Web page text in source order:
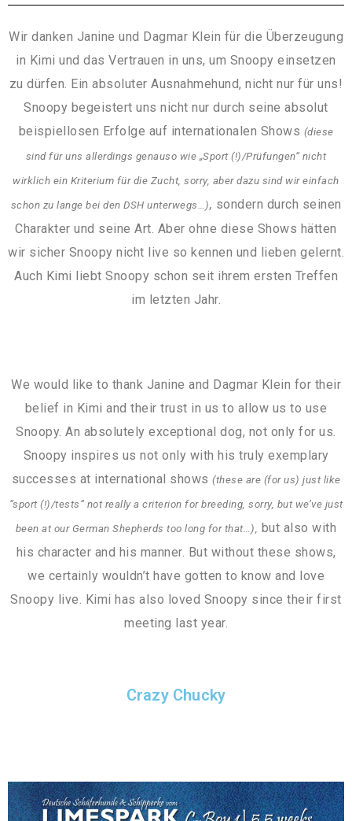
Wir danken Janine und Dagmar Klein für die Überzeugung
in Kimi und das Vertrauen in uns, um Snoopy einsetzen
zu dürfen. Ein absoluter Ausnahmehund, nicht nur für uns!
Snoopy begeistert uns nicht nur durch seine absolut
beispiellosen Erfolge auf internationalen Shows (diese
sind für uns allerdings genauso wie „Sport (!)/Prüfungen“ nicht
wirklich ein Kriterium für die Zucht, sorry, aber dazu sind wir einfach
schon zu lange bei den DSH unterwegs…), sondern durch seinen
Charakter und seine Art. Aber ohne diese Shows hätten
wir sicher Snoopy nicht live so kennen und lieben gelernt.
Auch Kimi liebt Snoopy schon seit ihrem ersten Treffen
im letzten Jahr.
We would like to thank Janine and Dagmar Klein for their
belief in Kimi and their trust in us to allow us to use
Snoopy. An absolutely exceptional dog, not only for us.
Snoopy inspires us not only with his truly exemplary
successes at international shows (these are (for us) just like
“sport (!)/tests” not really a criterion for breeding, sorry, but we’ve just
been at our German Shepherds too long for that…),
but also with
his character and his manner. But without these shows,
we certainly wouldn’t have gotten to know and love
Snoopy live. Kimi has also loved Snoopy since their first
meeting last year.
Crazy Chucky